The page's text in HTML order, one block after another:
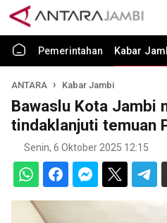
Pemerintahan Kabar
ANTARA Kabar Jambi
Bawaslu Kota Jambi
tindaklanjuti temuan
Senin, 6 Oktober 2025 12:15